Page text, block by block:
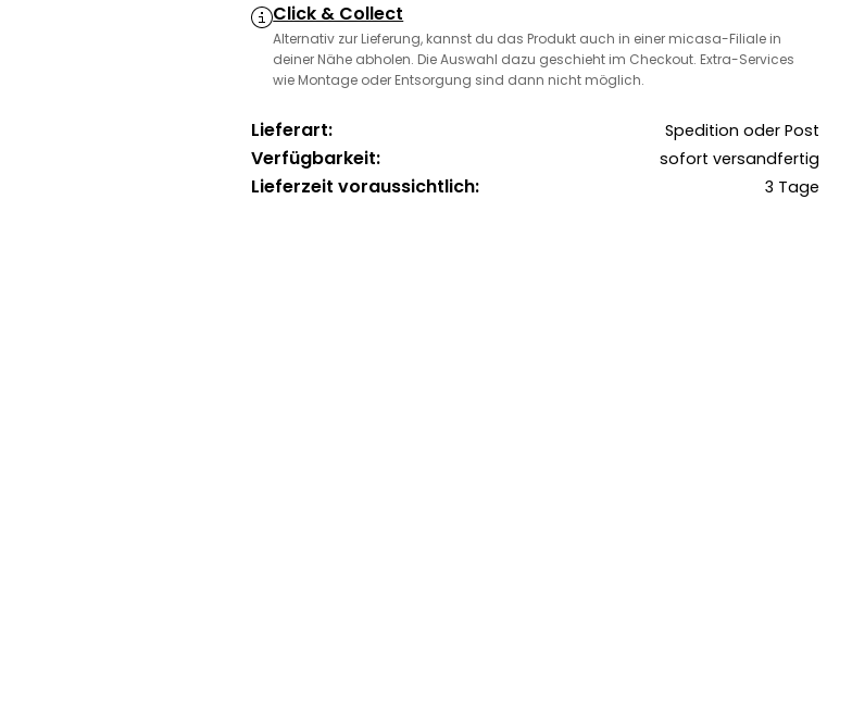
Click & Collect
Alternativ zur Lieferung, kannst du das Produkt auch in einer micasa-Filiale in
deiner Nähe abholen. Die Auswahl dazu geschieht im Checkout. Extra-Services
wie Montage oder Entsorgung sind dann nicht möglich.
Lieferart: Spedition oder Post
Verfügbarkeit: sofort versandfertig
Lieferzeit voraussichtlich: 3 Tage